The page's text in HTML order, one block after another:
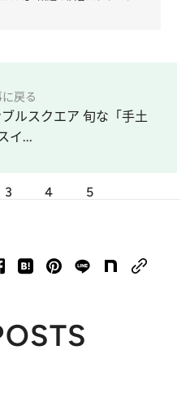
戻る
ルスクエア 旬な「手土
イ...
3 4 5